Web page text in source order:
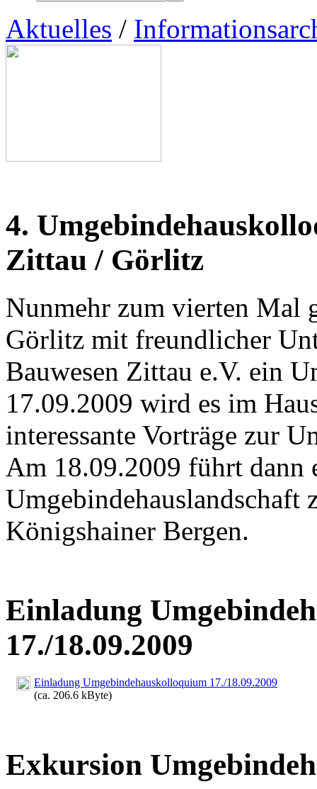
Aktuelles /
4.
Zittau / Görlitz
Nunmehr zum vierten Mal
Görlitz mit freundlicher
Bauwesen Zittau e.V. ein
17.09.2009 wird es im
interessante Vorträge zur
Am 18.09.2009 führt dann
Umgebindehauslandschaft
Königshainer Bergen.
Einladung
17./18.09.2009
Einladung Umgebindehauskolloquium 17./18.09.2009
(ca. 206.6 kByte)
Exkursion